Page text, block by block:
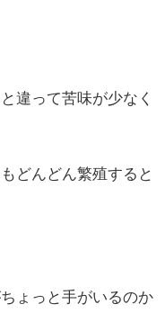
違って苦味が少なく
どんどん繁殖すると
ょっと手がいるのか